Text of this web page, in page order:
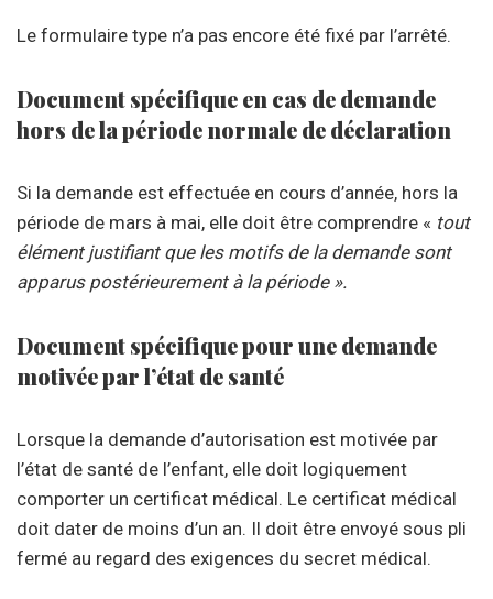
Le formulaire type n’a pas encore été fixé par l’arrêté.
Document spécifique en cas de demande
hors de la période normale de déclaration
Si la demande est effectuée en cours d’année, hors la
période de mars à mai, elle doit être comprendre « tout
élément justifiant que les motifs de la demande sont
apparus postérieurement à la période ».
Document spécifique pour une demande
motivée par l’état de santé
Lorsque la demande d’autorisation est motivée par
l’état de santé de l’enfant, elle doit logiquement
comporter un certificat médical. Le certificat médical
doit dater de moins d’un an. Il doit être envoyé sous pli
fermé au regard des exigences du secret médical.